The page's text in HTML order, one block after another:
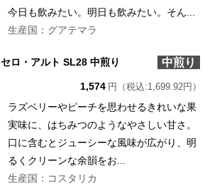
今日も飲みたい。明日も飲みたい。そん...
生産国：グアテマラ
セロ・アルト SL28 中煎り 中煎り
1,574 円（税込:1,699.92円）
ラズベリーやピーチを思わせるきれいな果
実味に、はちみつのようなやさしい甘さ。
口に含むとジューシーな風味が広がり、明
るくクリーンな余韻をお...
生産国：コスタリカ